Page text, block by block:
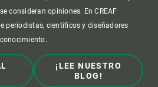
consideran opiniones. En CREAF
periodistas, científicos y diseñadores
¡LEE NUESTRO
BLOG!